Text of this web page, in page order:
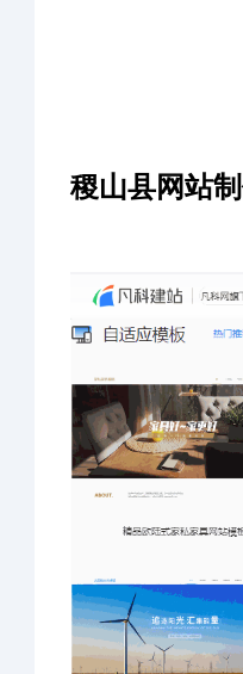
稷山县网站